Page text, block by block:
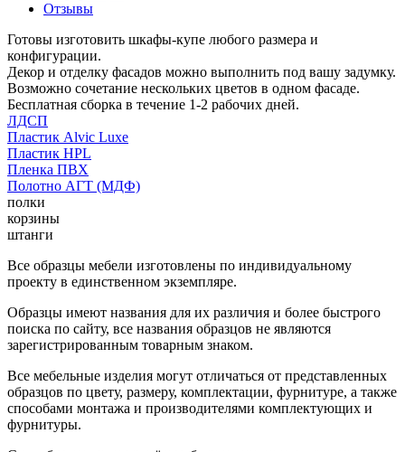
Отзывы
Готовы изготовить шкафы-купе любого размера и
конфигурации.
Декор и отделку фасадов можно выполнить под вашу задумку.
Возможно сочетание нескольких цветов в одном фасаде.
Бесплатная сборка в течение 1-2 рабочих дней.
ЛДСП
Пластик Alvic Luxe
Пластик HPL
Пленка ПВХ
Полотно АГТ (МДФ)
полки
корзины
штанги
Все образцы мебели изготовлены по индивидуальному
проекту в единственном экземпляре.
Образцы имеют названия для их различия и более быстрого
поиска по сайту, все названия образцов не являются
зарегистрированным товарным знаком.
Все мебельные изделия могут отличаться от представленных
образцов по цвету, размеру, комплектации, фурнитуре, а также
способами монтажа и производителями комплектующих и
фурнитуры.